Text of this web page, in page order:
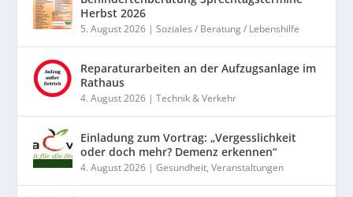
Herbst 2026
5. August 2026 |Soziales / Beratung / Lebenshilfe
Reparaturarbeiten an der Aufzugsanlage im
Rathaus
4. August 2026 |Technik & Verkehr
Einladung zum Vortrag: „Vergesslichkeit
oder doch mehr? Demenz erkennen“
4. August 2026 |Gesundheit,Veranstaltungen